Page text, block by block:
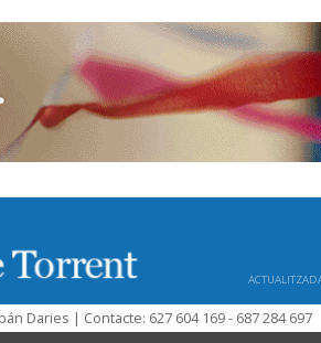
Daries | Contacte: 627 604 169 - 687 284 697